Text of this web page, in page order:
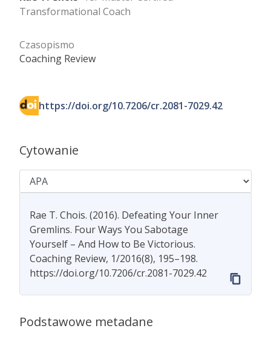
Transformational Coach
Czasopismo
Coaching Review
https://doi.org/10.7206/cr.2081-7029.42
Cytowanie
Rae T. Chois. (2016). Defeating Your Inner
Gremlins. Four Ways You Sabotage
Yourself – And How to Be Victorious.
Coaching Review, 1/2016(8), 195–198.
https://doi.org/10.7206/cr.2081-7029.42
Podstawowe metadane